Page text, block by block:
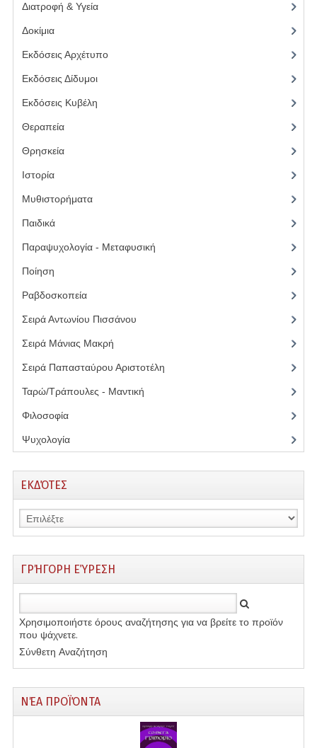
Υποβολή Έργων
Δημιουργία Λογαριασμού
Διατροφή & Υγεία(6)
Δοκίμια(1)
Εκδόσεις Αρχέτυπο(5)
Εκδόσεις Δίδυμοι(7)
Εκδόσεις Κυβέλη
Θεραπεία(3)
Θρησκεία(11)
Ιστορία(2)
Μυθιστορήματα(3)
Παιδικά(4)
Παραψυχολογία - Μεταφυσική
Ποίηση
Ραβδοσκοπεία(3)
Σειρά Αντωνίου Πισσάνου
Σειρά Μάνιας Μακρή
Σειρά Παπασταύρου Αριστοτέλη
Ταρώ/Τράπουλες - Μαντική
Φιλοσοφία(16)
Ψυχολογία(12)
ΕΚΔΌΤΕΣ
ΓΡΉΓΟΡΗ ΕΎΡΕΣΗ
Χρησιμοποιήστε όρους αναζήτησης για να βρείτε το προϊόν
που ψάχνετε.
Σύνθετη Αναζήτηση
ΝΈΑ ΠΡΟΪΌΝΤΑ